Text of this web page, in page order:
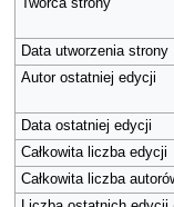
Twórca strony
Data utworzenia strony
Autor ostatniej edycji
Data ostatniej edycji
Całkowita liczba edycji
Całkowita liczba